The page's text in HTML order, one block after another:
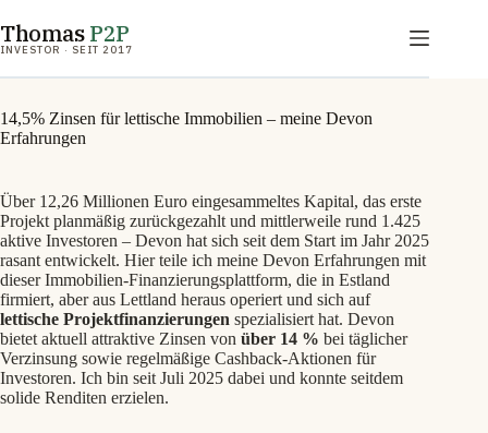
Inhalt
springen
ThomasP2P
INVESTOR · SEIT 2017
14,5% Zinsen für lettische Immobilien – meine Devon
Erfahrungen
Über 12,26 Millionen Euro eingesammeltes Kapital, das erste
Projekt planmäßig zurückgezahlt und mittlerweile rund 1.425
aktive Investoren – Devon hat sich seit dem Start im Jahr 2025
rasant entwickelt. Hier teile ich meine Devon Erfahrungen mit
dieser Immobilien-Finanzierungsplattform, die in Estland
firmiert, aber aus Lettland heraus operiert und sich auf
lettische Projektfinanzierungen spezialisiert hat. Devon
bietet aktuell attraktive Zinsen von über 14 % bei täglicher
Verzinsung sowie regelmäßige Cashback-Aktionen für
Investoren. Ich bin seit Juli 2025 dabei und konnte seitdem
solide Renditen erzielen.